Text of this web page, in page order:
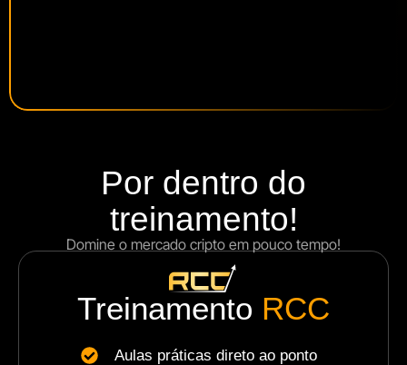
Por dentro do
treinamento!
Domine o mercado cripto em pouco tempo!
Treinamento RCC
Aulas práticas direto ao ponto